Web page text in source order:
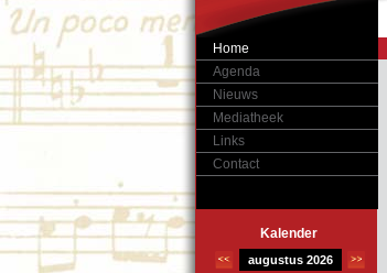
Home
Agenda
Nieuws
Mediatheek
Links
Contact
Kalender
augustus 2026